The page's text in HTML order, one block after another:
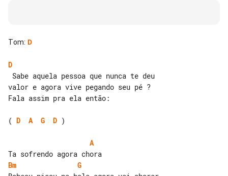
Tom: D
D
valor e agora vive pegando seu pé ?
Fala assim pra ela então:
( D A G D )
A
Bm
G